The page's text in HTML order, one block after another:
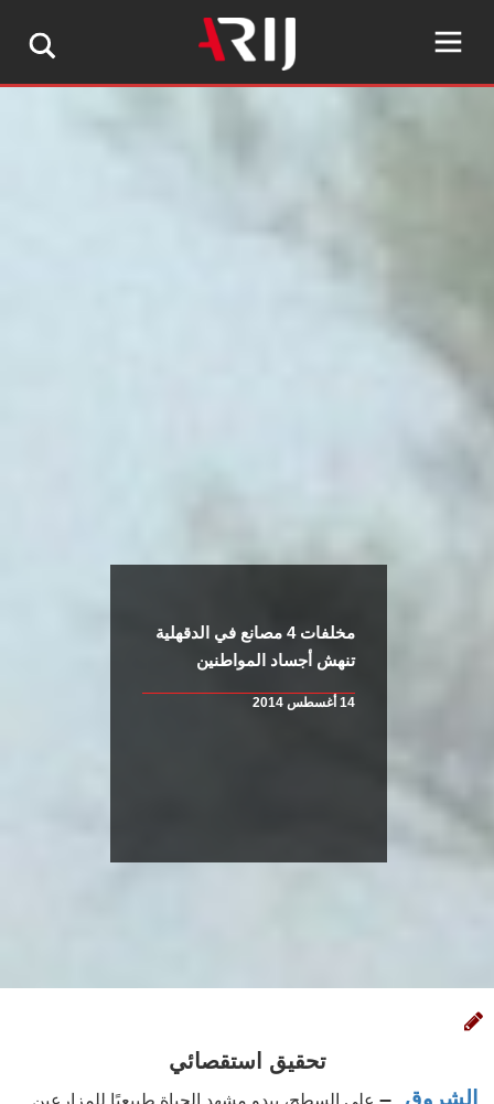
مخلفات 4 مصانع في الدقهلية
تنهش أجساد المواطنين
14 أغسطس 2014
تحقيق استقصائي
الشروق – على السطح، يبدو مشهد الحياة طبيعيًا للمزارعين